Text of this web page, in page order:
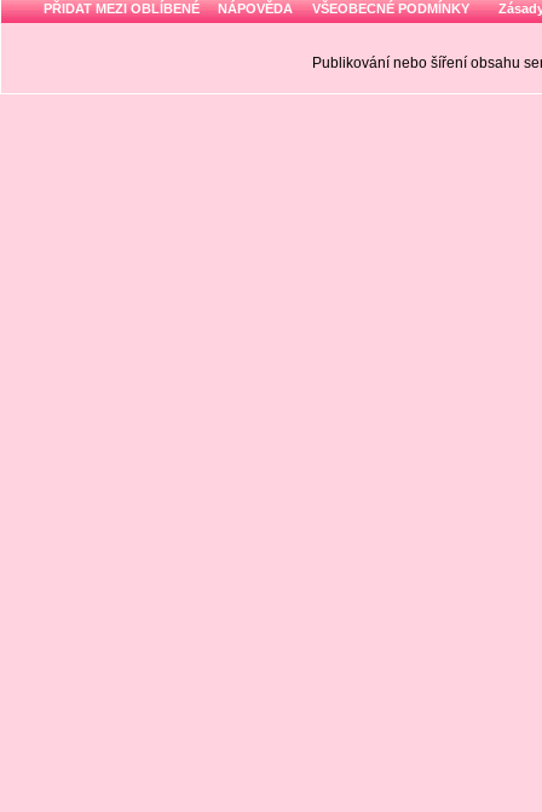
PŘIDAT MEZI OBLÍBENÉ NÁPOVĚDA VŠEOBECNÉ PODMÍNKY
Publikování nebo šíření obsahu